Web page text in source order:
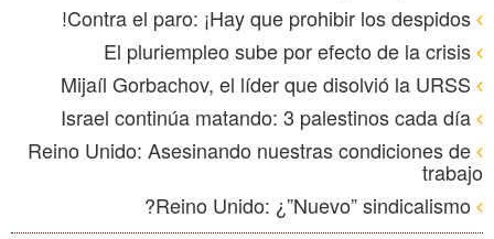
Reino Unido: Asesinando nuestras condiciones de
trabajo